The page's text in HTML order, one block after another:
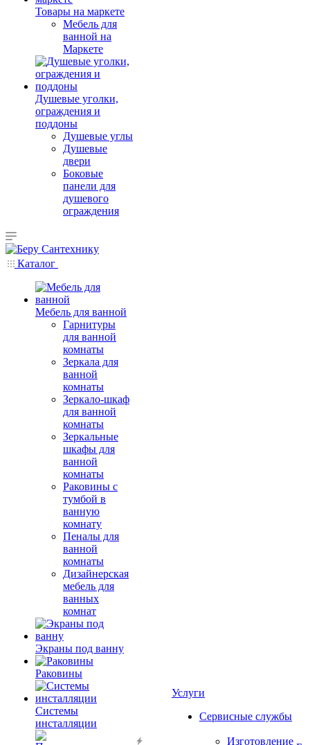
Товары на маркете
Мебель для
ванной на
Маркете
Душевые уголки,
ограждения и
поддоны
Душевые углы
Душевые
двери
Боковые
панели для
душевого
ограждения
Каталог
Мебель для ванной
Гарнитуры
для ванной
комнаты
Зеркала для
ванной
комнаты
Зеркало-шкаф
для ванной
комнаты
Зеркальные
шкафы для
ванной
комнаты
Раковины с
тумбой в
ванную
комнату
Пеналы для
ванной
комнаты
Дизайнерская
мебель для
ванных
комнат
Экраны под ванну
Раковины
Системы
инсталляции
Услуги
Сервисные службы
Изготовление